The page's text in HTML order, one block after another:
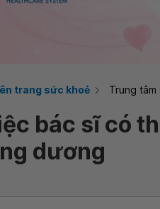
trang sức khoẻ Trung
bác sĩ có
dương